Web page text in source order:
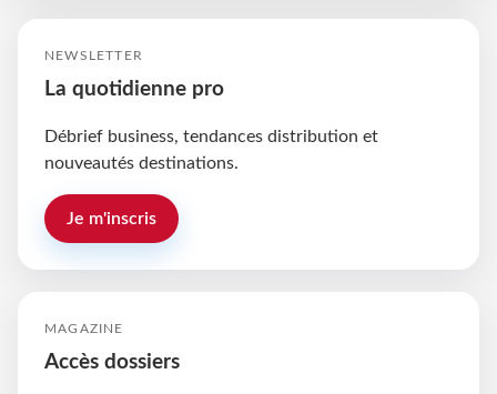
NEWSLETTER
La quotidienne pro
Débrief business, tendances distribution et
nouveautés destinations.
Je m'inscris
MAGAZINE
Accès dossiers